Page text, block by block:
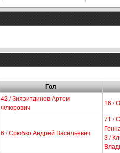
Гол
42 / Зиязитдинов Артем
Флюрович
16 /
6 / Срюбко Андрей Васильевич
71 /
3 /